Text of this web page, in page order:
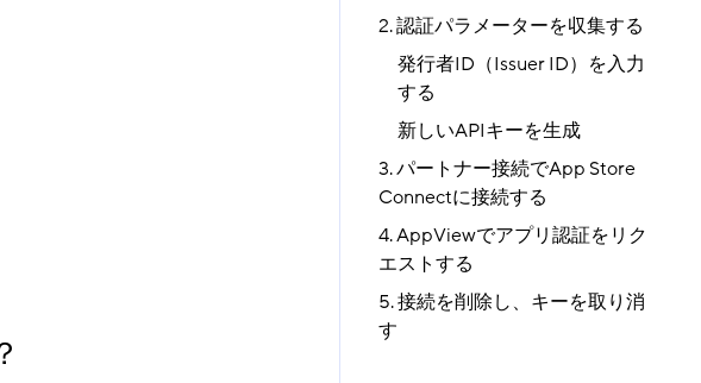
2. 認証パラメーターを収集する
発行者ID（Issuer ID）を入力
する
新しいAPIキーを生成
3. パートナー接続でApp Store
Connectに接続する
4. AppViewでアプリ認証をリク
エストする
5. 接続を削除し、キーを取り消
す